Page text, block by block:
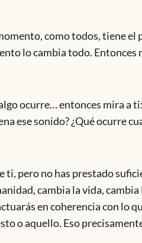
como todos, tiene
lo cambia todo. Entonces
ocurre… entonces mira a
ese sonido? ¿Qué ocurre
pero no has prestado
cambia la vida,
en coherencia con lo
o aquello. Eso